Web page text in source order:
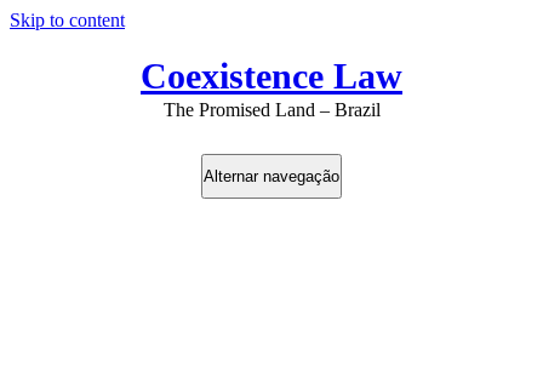
Skip to content
Coexistence Law
The Promised Land – Brazil
Alternar navegação